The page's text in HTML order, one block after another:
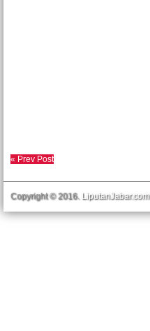
« Prev Post
Copyright © 2016. LiputanJabar.com